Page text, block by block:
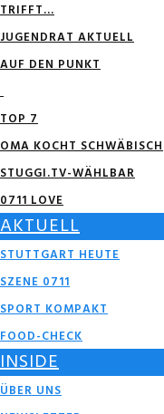
TRIFFT…
JUGENDRAT AKTUELL
AUF DEN PUNKT
TOP 7
OMA KOCHT SCHWÄBISCH
STUGGI.TV-WÄHLBAR
0711 LOVE
AKTUELL
STUTTGART HEUTE
SZENE 0711
SPORT KOMPAKT
FOOD-CHECK
INSIDE
ÜBER UNS